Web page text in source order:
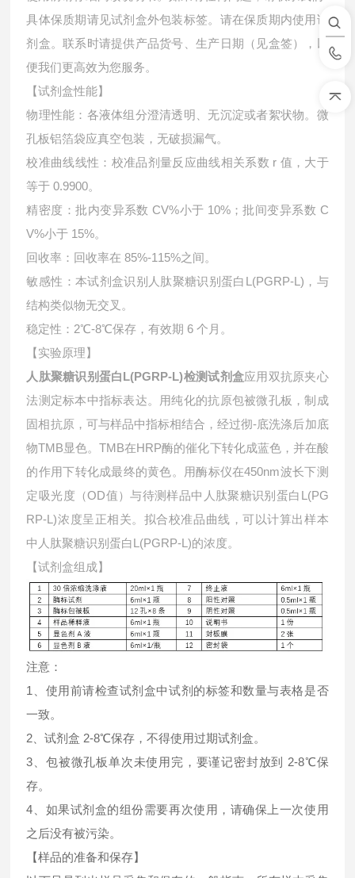
具体保质期请见试剂盒外包装标签。请在保质期内使用试
剂盒。联系时请提供产品货号、生产日期（见盒签），以
便我们更高效为您服务。
【试剂盒性能】
物理性能：各液体组分澄清透明、无沉淀或者絮状物。微
孔板铝箔袋应真空包装，无破损漏气。
校准曲线线性：校准品剂量反应曲线相关系数 r 值，大于
等于 0.9900。
精密度：批内变异系数 CV%小于 10%；批间变异系数 C
V%小于 15%。
回收率：回收率在 85%-115%之间。
敏感性：本试剂盒识别人肽聚糖识别蛋白L(PGRP-L)，与
结构类似物无交叉。
稳定性：2℃-8℃保存，有效期 6 个月。
【实验原理】
人肽聚糖识别蛋白L(PGRP-L)检测试剂盒应用双抗原夹心
法测定标本中指标表达。用纯化的抗原包被微孔板，制成
固相抗原，可与样品中指标相结合，经过彻-底洗涤后加底
物TMB显色。TMB在HRP酶的催化下转化成蓝色，并在酸
的作用下转化成最终的黄色。用酶标仪在450nm波长下测
定吸光度（OD值）与待测样品中 人肽聚糖识别蛋白L(PG
RP-L)浓度呈正相关。拟合校准品曲线，可以计算出样本
中 人肽聚糖识别蛋白L(PGRP-L)的浓度。
【试剂盒组成】
注意：
1、使用前请检查试剂盒中试剂的标签和数量与表格是否
一致。
2、试剂盒 2-8℃保存，不得使用过期试剂盒。
3、包被微孔板单次未使用完，要谨记密封放到 2-8℃保
存。
4、如果试剂盒的组份需要再次使用，请确保上一次使用
之后没有被污染。
【样品的准备和保存】